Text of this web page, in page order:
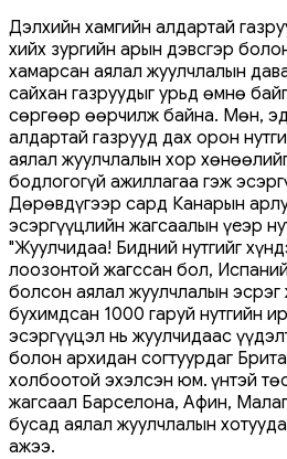
Дэлхийн хамгийн алдартай
хийх зургийн арын дэвсгэр
хамарсан аялал жуулчлалын
сайхан газруудыг урьд өмнө
сөргөөр өөрчилж байна. Мөн,
алдартай газрууд дах орон
аялал жуулчлалын хор
бодлогогүй ажиллагаа гэж
Дөрөвдүгээр сард Канарын
эсэргүүцлийн жагсаалын үеэр
"Жуулчидаа! Бидний нутгийг
лоозонтой жагссан бол,
болсон аялал жуулчлалын
бухимдсан 1000 гаруй нутгийн
эсэргүүцэл нь жуулчидаас
болон архидан согтуурдаг
холбоотой эхэлсэн юм. Үүнтэй
жагсаал Барселона, Афин,
бусад аялал жуулчлалын
ажээ.